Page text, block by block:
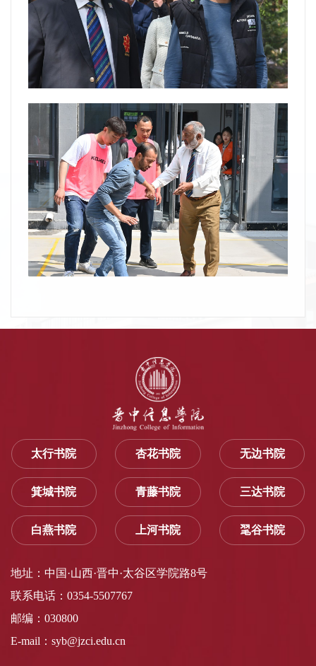
太行书院 杏花书院 无边书院
箕城书院 青藤书院 三达书院
白燕书院 上河书院 毣谷书院
地址：中国·山西·晋中·太谷区学院路8号
联系电话：0354-5507767
邮编：030800
E-mail：syb@jzci.edu.cn